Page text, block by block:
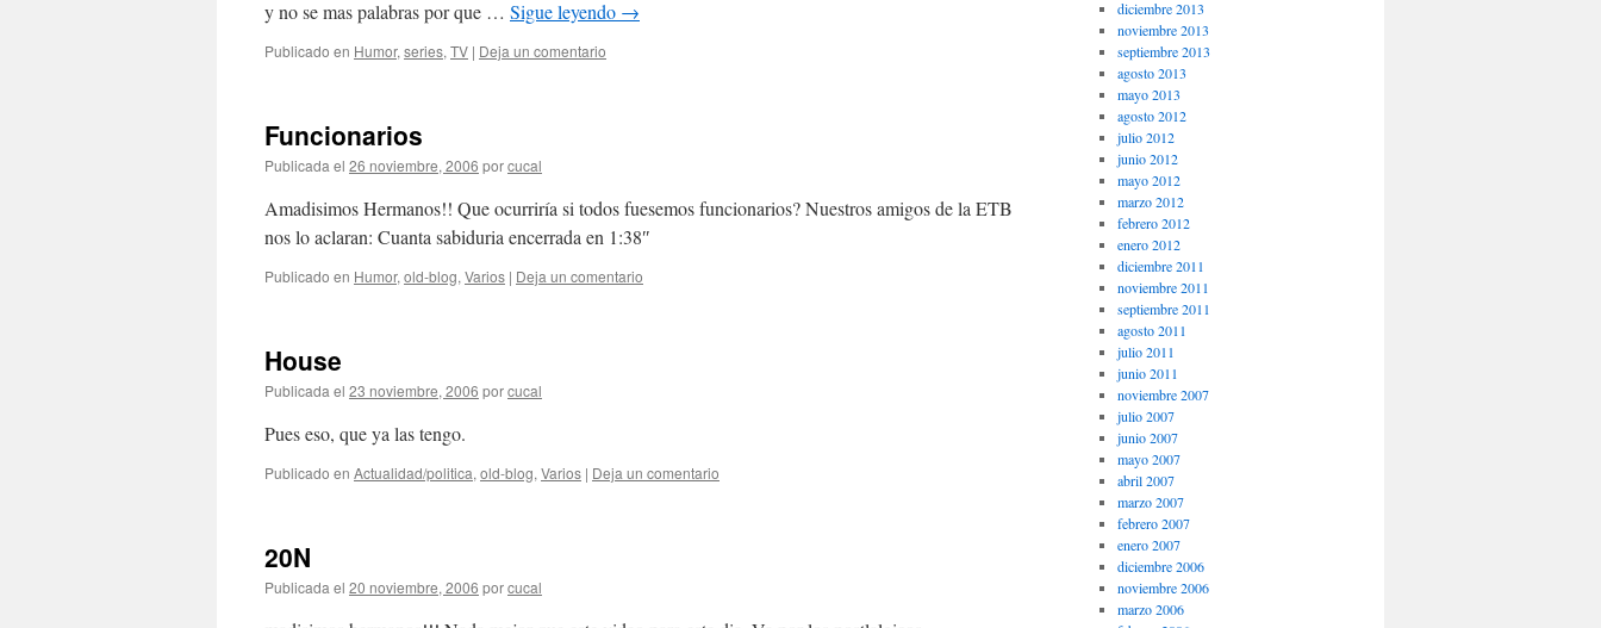
y no se mas palabras por que … Sigue leyendo →
Publicado en Humor, series, TV | Deja un comentario
Funcionarios
Publicada el 26 noviembre, 2006 porcucal
Amadisimos Hermanos!! Que ocurriría si todos fuesemos funcionarios? Nuestros amigos de la ETB
nos lo aclaran: Cuanta sabiduria encerrada en 1:38″
Publicado en Humor, old-blog, Varios | Deja un comentario
House
Publicada el 23 noviembre, 2006 porcucal
Pues eso, que ya las tengo.
Publicado en Actualidad/politica, old-blog, Varios | Deja un comentario
20N
Publicada el 20 noviembre, 2006 porcucal
diciembre 2013
noviembre 2013
septiembre 2013
agosto 2013
mayo 2013
agosto 2012
julio 2012
junio 2012
mayo 2012
marzo 2012
febrero 2012
enero 2012
diciembre 2011
noviembre 2011
septiembre 2011
agosto 2011
julio 2011
junio 2011
noviembre 2007
julio 2007
junio 2007
mayo 2007
abril 2007
marzo 2007
febrero 2007
enero 2007
diciembre 2006
noviembre 2006
marzo 2006